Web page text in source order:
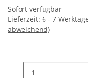
Sofort verfügbar
Lieferzeit: 6 - 7 Werktage
abweichend)